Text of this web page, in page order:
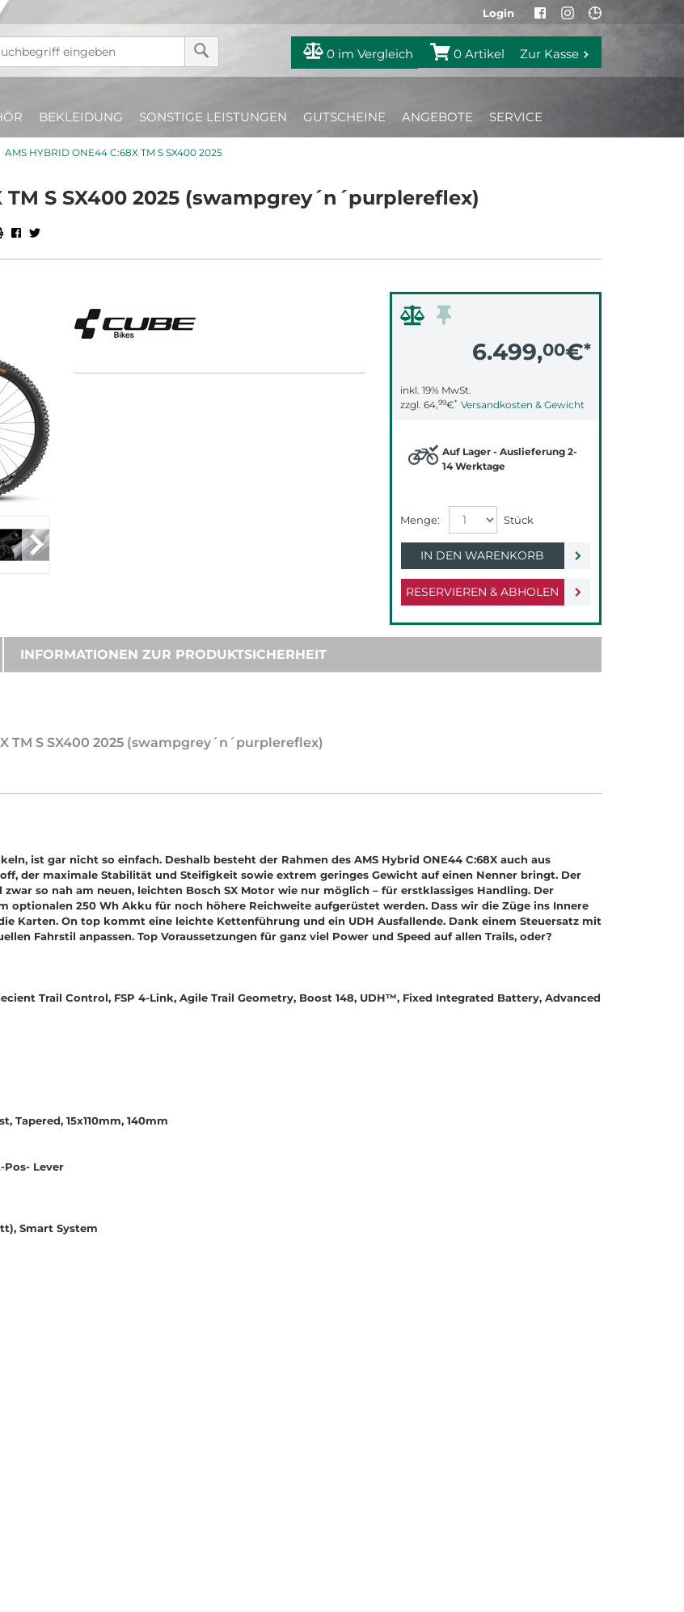
Login
0 im Vergleich 0 Artikel Zur Kasse
BEKLEIDUNG SONSTIGE LEISTUNGEN GUTSCHEINE ANGEBOTE SERVICE
AMS HYBRID ONE44 C:68X TM S SX400 2025
TM S SX400 2025 (swampgrey´n´purplereflex)
6.499,00€*
inkl. 19% MwSt.
zzgl. 64,99€* Versandkosten & Gewicht
RESERVIEREN & ABHOLEN
Auf Lager - Auslieferung 2-
14 Werktage
IN DEN WARENKORB
INFORMATIONEN ZUR PRODUKTSICHERHEIT
TM S SX400 2025 (swampgrey´n´purplereflex)
ist gar nicht so einfach. Deshalb besteht der Rahmen des AMS Hybrid ONE44 C:68X auch aus
der maximale Stabilität und Steifigkeit sowie extrem geringes Gewicht auf einen Nenner bringt. Der
so nah am neuen, leichten Bosch SX Motor wie nur möglich – für erstklassiges Handling. Der
optionalen 250 Wh Akku für noch höhere Reichweite aufgerüstet werden. Dass wir die Züge ins Innere
Karten. On top kommt eine leichte Kettenführung und ein UDH Ausfallende. Dank einem Steuersatz mit
Fahrstil anpassen. Top Voraussetzungen für ganz viel Power und Speed auf allen Trails, oder?
Trail Control, FSP 4-Link, Agile Trail Geometry, Boost 148, UDH™, Fixed Integrated Battery, Advanced
Tapered, 15x110mm, 140mm
Pos- Lever
Smart System